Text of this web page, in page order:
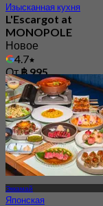
Изысканная кухня
L'Escargot at
MONOPOLE
Новое
4.7
От฿ 995
Эккамай
Японская